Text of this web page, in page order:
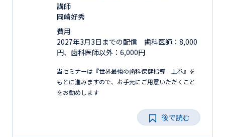
講師
岡崎好秀
費用
2027年3月3日までの配信 歯科医師：8,000
円、歯科医師以外：6,000円
当セミナーは『世界最強の歯科保健指導 上巻』を
もとに進みますので、お手元にご用意いただくこと
をお勧めします
後で読む